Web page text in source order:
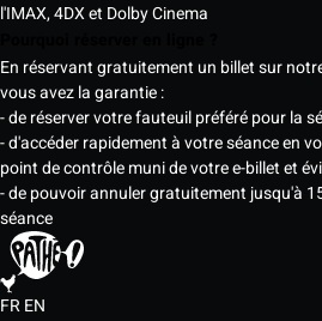
l'IMAX, 4DX et Dolby Cinema
En réservant gratuitement un billet sur
vous avez la garantie :
- de réserver votre fauteuil préféré pour la
- d'accéder rapidement à votre séance en
point de contrôle muni de votre e-billet et
- de pouvoir annuler gratuitement jusqu'à
séance
FREN